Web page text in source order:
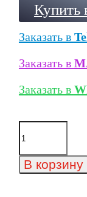
Купить
Заказать в
Заказать в
Заказать в
Количество
товара
клинкерная
ступень
В корзину